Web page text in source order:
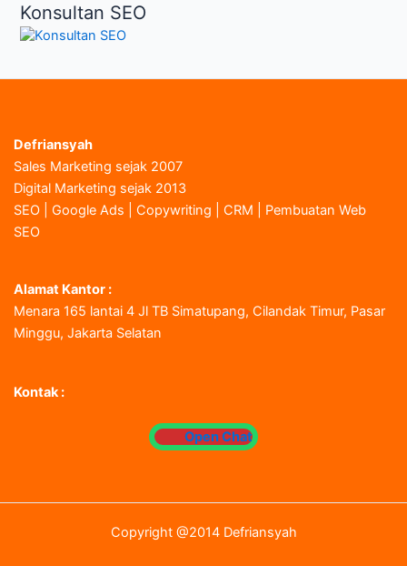
Konsultan SEO
Defriansyah
Sales Marketing sejak 2007
Digital Marketing sejak 2013
SEO | Google Ads | Copywriting | CRM | Pembuatan Web
SEO
Alamat Kantor :
Menara 165 lantai 4 Jl TB Simatupang, Cilandak Timur, Pasar
Minggu, Jakarta Selatan
Kontak :
Open Chat
Copyright @2014 Defriansyah